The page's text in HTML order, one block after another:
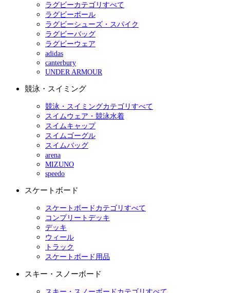
ラグビーカテゴリすべて
ラグビーボール
ラグビーシューズ・スパイク
ラグビーバッグ
ラグビーウェア
adidas
canterbury
UNDER ARMOUR
競泳・スイミング
競泳・スイミングカテゴリすべて
スイムウェア・競泳水着
スイムキャップ
スイムゴーグル
スイムバッグ
arena
MIZUNO
speedo
スケートボード
スケートボードカテゴリすべて
コンプリートデッキ
デッキ
ウィール
トラック
スケートボード用品
スキー・スノーボード